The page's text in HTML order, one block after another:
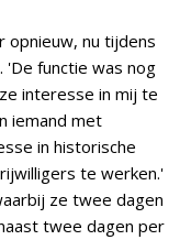
opnieuw, nu tijdens
'De functie was nog
interesse in mij te
iemand met
in historische
te werken.'
ze twee dagen
twee dagen per